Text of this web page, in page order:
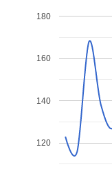
120
140
160
180